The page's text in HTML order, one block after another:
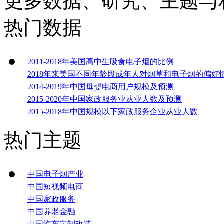
热门数据
2011-2018年美国高中生吸食电子烟的比例
2018年来美国不同年龄段成年人对烟草和电子烟的偏好
2014-2019年中国母婴电商用户规模及预测
2015-2020年中国家政服务业从业人数及预测
2015-2018年中国规模以下家政服务企业从业人数
热门主题
中国电子烟产业
中国短视频电商
中国家政服务
中国养老金融